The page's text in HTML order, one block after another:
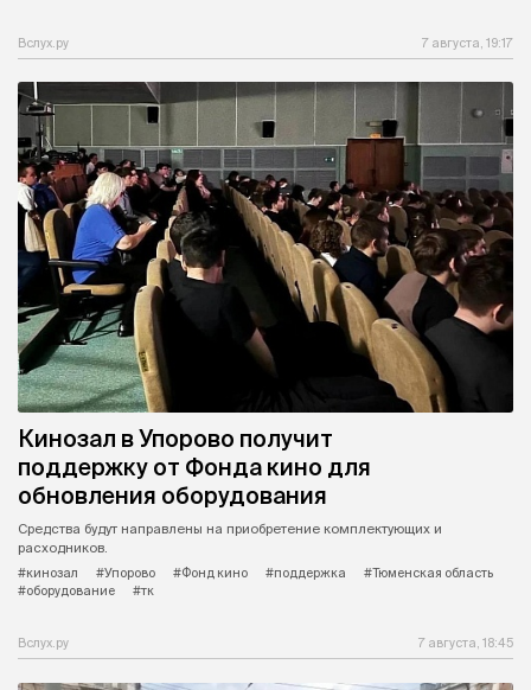
Вслух.ру 7 августа, 19:17
Кинозал в Упорово получит
поддержку от Фонда кино для
обновления оборудования
Средства будут направлены на приобретение комплектующих и
расходников.
#кинозал
#Упорово #Фонд кино #поддержка
#Тюменская область
#оборудование
#тк
Вслух.ру 7 августа, 18:45